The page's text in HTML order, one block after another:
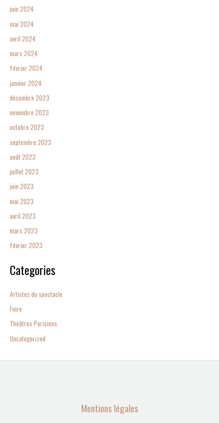
juin 2024
mai 2024
avril 2024
mars 2024
février 2024
janvier 2024
décembre 2023
novembre 2023
octobre 2023
septembre 2023
août 2023
juillet 2023
juin 2023
mai 2023
avril 2023
mars 2023
février 2023
Categories
Artistes du spectacle
Foire
Théâtres Parisiens
Uncategorized
Mentions légales